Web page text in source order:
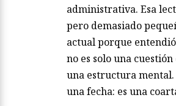
administrativa. Esa
pero demasiado
actual porque
no es solo una
una estructura mental.
una fecha: es una